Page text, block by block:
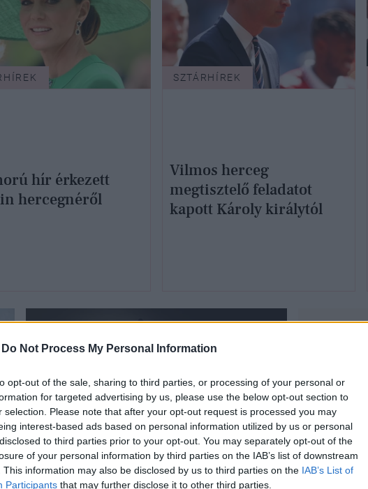
Do Not Process My Personal Information
opt-out of the sale, sharing to third parties, or processing of your personal or
for targeted advertising by us, please use the below opt-out section to
selection. Please note that after your opt-out request is processed you may
interest-based ads based on personal information utilized by us or personal
to third parties prior to your opt-out. You may separately opt-out of the
of your personal information by third parties on the IAB’s list of downstream
This information may also be disclosed by us to third parties on the IAB’s List of
Participants that may further disclose it to other third parties.
hír érkezett
hercegnéről
SZTÁRHÍREK
Vilmos herceg
megtisztelő feladatot
kapott Károly királytól
ÉLETMÓD
SZERELEM